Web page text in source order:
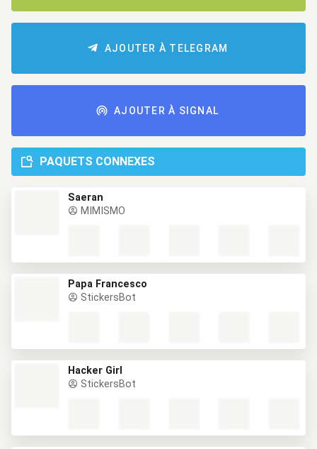
AJOUTER À TELEGRAM
AJOUTER À SIGNAL
PAQUETS CONNEXES
Saeran
MIMISMO
Papa Francesco
StickersBot
Hacker Girl
StickersBot